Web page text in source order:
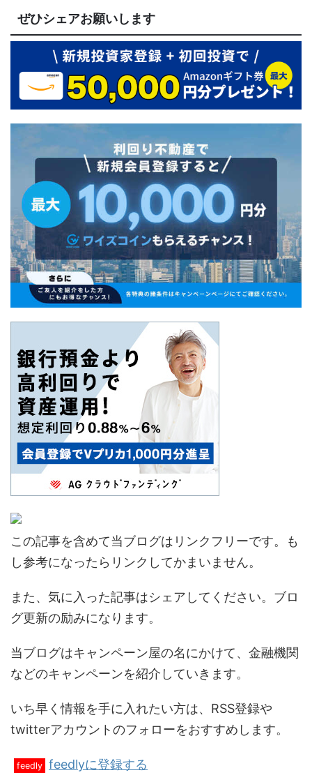
ぜひシェアお願いします
この記事を含めて当ブログはリンクフリーです。も
し参考になったらリンクしてかまいません。
また、気に入った記事はシェアしてください。ブロ
グ更新の励みになります。
当ブログはキャンペーン屋の名にかけて、金融機関
などのキャンペーンを紹介していきます。
いち早く情報を手に入れたい方は、RSS登録や
twitterアカウントのフォローをおすすめします。
feedly feedlyに登録する